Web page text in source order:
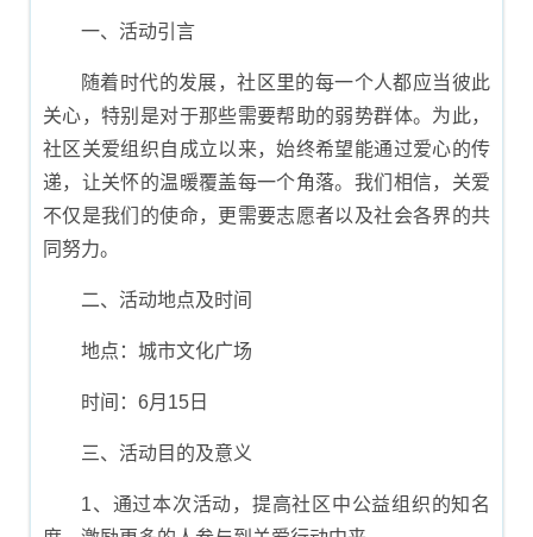
一、活动引言
随着时代的发展，社区里的每一个人都应当彼此
关心，特别是对于那些需要帮助的弱势群体。为此，
社区关爱组织自成立以来，始终希望能通过爱心的传
递，让关怀的温暖覆盖每一个角落。我们相信，关爱
不仅是我们的使命，更需要志愿者以及社会各界的共
同努力。
二、活动地点及时间
地点：城市文化广场
时间：6月15日
三、活动目的及意义
1、通过本次活动，提高社区中公益组织的知名